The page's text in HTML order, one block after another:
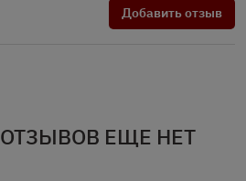
Добавить отзыв
ОТЗЫВОВ ЕЩЕ НЕТ